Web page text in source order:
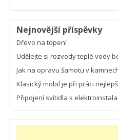
Nejnovější příspěvky
Dřevo na topení
Udělejte si rozvody teplé vody
Jak na opravu šamotu v
Klasický mobil je při práci
Připojení svítidla k